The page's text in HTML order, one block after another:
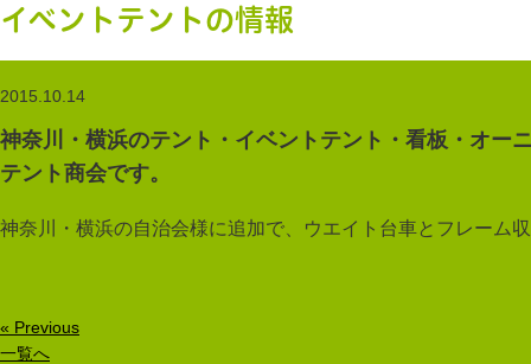
イベントテントの情報
2015.10.14
神奈川・横浜のテント・イベントテント・看板・オー
テント商会です。
神奈川・横浜の自治会様に追加で、ウエイト台車とフレーム
« Previous
一覧へ